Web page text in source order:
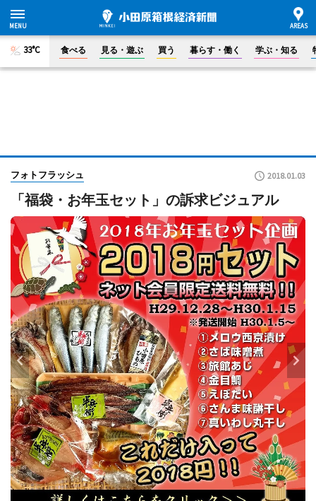
33°C 食べる 見る・遊ぶ 買う 暮らす・働く 学ぶ・知る
フォトフラッシュ 2018.01.03
「福袋・お年玉セット」の訴求ビジュアル